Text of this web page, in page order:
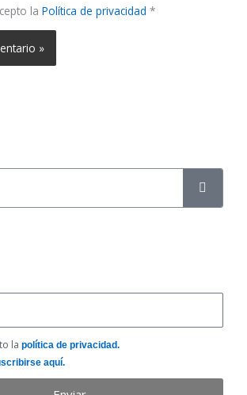
la Política de privacidad *
la política de privacidad.
aquí.